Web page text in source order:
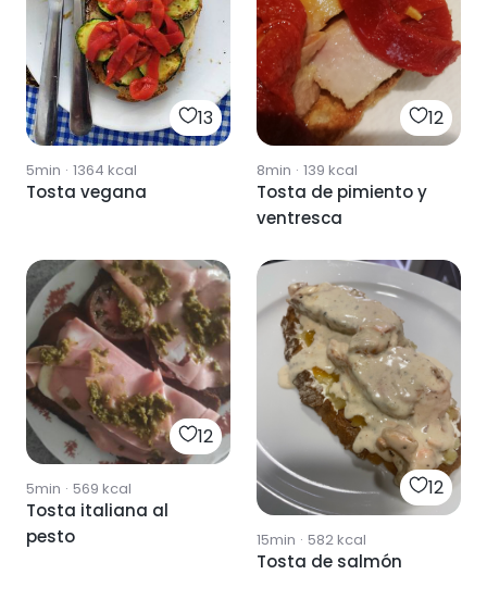
13
5min · 1364 kcal
Tosta vegana
12
8min · 139 kcal
Tosta de pimiento y
ventresca
12
5min · 569 kcal
Tosta italiana al
pesto
12
15min · 582kcal
Tosta de salmón